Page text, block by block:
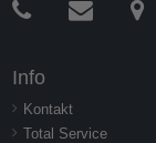
Info
Kontakt
Total Service